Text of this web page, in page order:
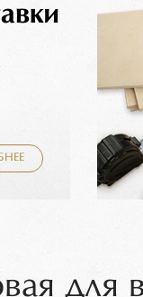
для